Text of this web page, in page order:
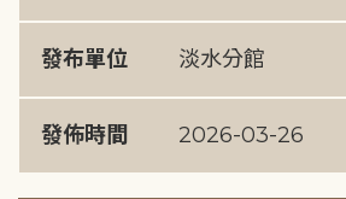
發布單位 淡水分館
發佈時間 2026-03-26